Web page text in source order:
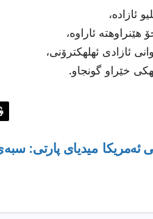
ئازاده،
ئاراوه،
ئازادی ئهلهكترۆنی،
خێراو گونجاو.
میدیای پارتی: ئەمریكا